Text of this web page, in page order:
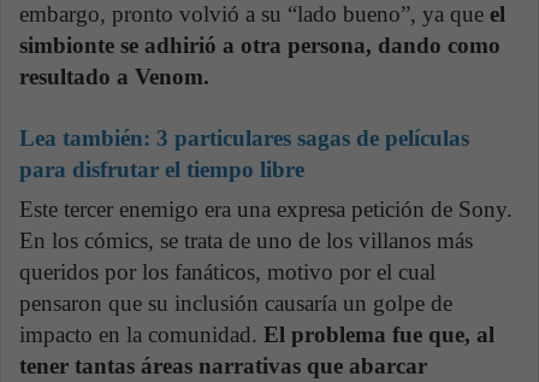
embargo, pronto volvió a su “lado bueno”, ya que el
simbionte se adhirió a otra persona, dando como
resultado a Venom.
Lea también: 3 particulares sagas de películas
para disfrutar el tiempo libre
Este tercer enemigo era una expresa petición de Sony.
En los cómics, se trata de uno de los villanos más
queridos por los fanáticos, motivo por el cual
pensaron que su inclusión causaría un golpe de
impacto en la comunidad. El problema fue que, al
tener tantas áreas narrativas que abarcar